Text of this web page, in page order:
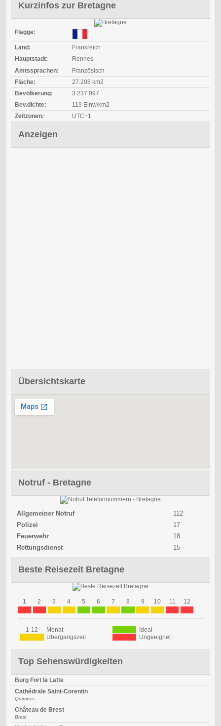
Kurzinfos zur Bretagne
Flagge:
Land:
Frankreich
Hauptstadt:
Rennes
Amtssprachen:
Französisch
Fläche:
27.208 km2
Bevölkerung:
3.237.097
Bev.dichte:
119 Einw/km2
Zeitzonen:
UTC+1
Anzeigen
Übersichtskarte
Notruf - Bretagne
Allgemeiner Notruf
112
Polizei
17
Feuerwehr
18
Rettungsdienst
15
Beste Reisezeit Bretagne
1 2 3 4 5 6 7 8 9 10 11 12
1-12 Monat
Ideal
Übergangszeit
Ungeeignet
Top Sehenswürdigkeiten
Burg Fort la Latte
Cathédrale Saint-Corentin
Quimper
Château de Brest
Brest